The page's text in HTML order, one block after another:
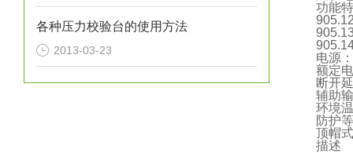
各种压力校验台的使用方法
2013-03-23
功能
电源
额定
断开
辅助
环境
防护
顶帽
描述